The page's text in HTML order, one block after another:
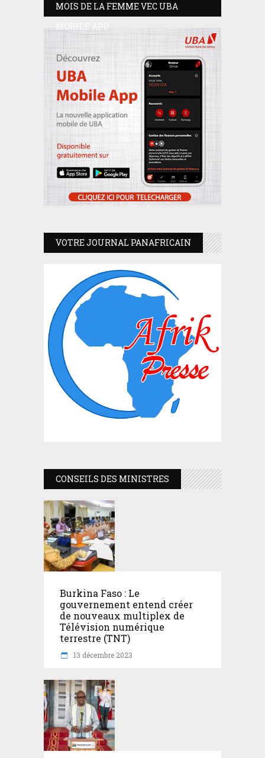
MOIS DE LA FEMME VEC UBA
MOBILE APP
VOTRE JOURNAL PANAFRICAIN
CONSEILS DES MINISTRES
Burkina Faso : Le
gouvernement entend créer
de nouveaux multiplex de
Télévision numérique
terrestre (TNT)
13 décembre 2023